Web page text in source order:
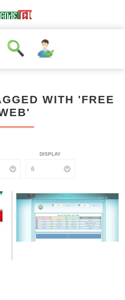
WITH 'FREE
DISPLAY